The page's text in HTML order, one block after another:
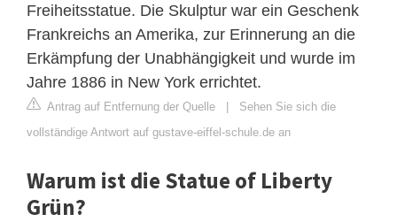
Freiheitsstatue. Die Skulptur war ein Geschenk
Frankreichs an Amerika, zur Erinnerung an die
Erkämpfung der Unabhängigkeit und wurde im
Jahre 1886 in New York errichtet.
Antrag auf Entfernung der Quelle | Sehen Sie sich die
vollständige Antwort auf gustave-eiffel-schule.de an
Warum ist die Statue of Liberty
Grün?